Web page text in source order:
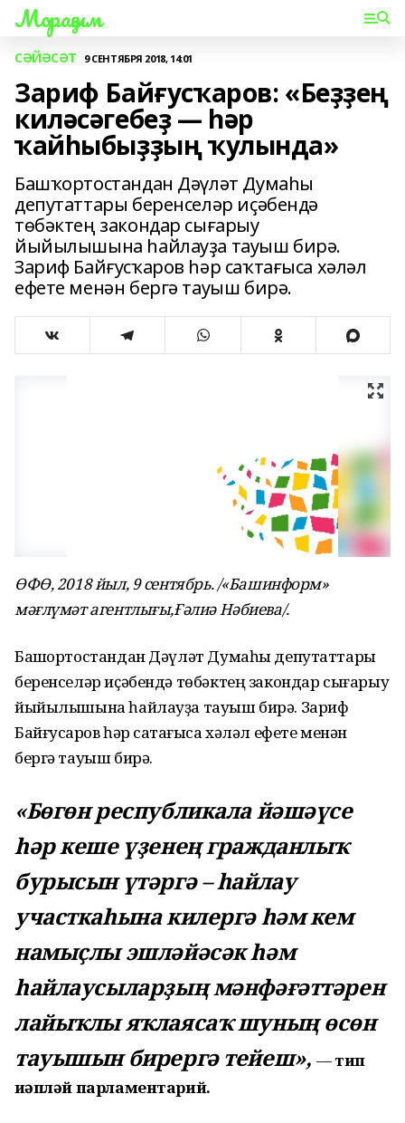
Мораҙым
СӘЙӘСӘТ 9 СЕНТЯБРЯ 2018, 14:01
Зариф Байғусҡаров: «Беҙҙең
киләсәгебеҙ — һәр
ҡайһыбыҙҙың ҡулында»
Башҡортостандан Дәүләт Думаһы
депутаттары беренселәр иҫәбендә
төбәктең закондар сығарыу
йыйылышына һайлауҙа тауыш бирә.
Зариф Байғусҡаров һәр саҡтағыса хәләл
ефете менән бергә тауыш бирә.
ӨФӨ, 2018 йыл, 9 сентябрь. /«Башинформ»
мәғлүмәт агентлығы,Ғәлиә Нәбиева/.
Башҡортостандан Дәүләт Думаһы депутаттары
беренселәр иҫәбендә төбәктең закондар сығарыу
йыйылышына һайлауҙа тауыш бирә. Зариф
Байғусҡаров һәр саҡтағыса хәләл ефете менән
бергә тауыш бирә.
«Бөгөн республикала йәшәүсе
һәр кеше үҙенең гражданлыҡ
бурысын үтәргә – һайлау
участкаһына килергә һәм кем
намыҫлы эшләйәсәк һәм
һайлаусыларҙың мәнфәғәттәрен
лайыҡлы яҡлаясаҡ шуның өсөн
тауышын бирергә тейеш», —тип
иҫәпләй парламентарий.